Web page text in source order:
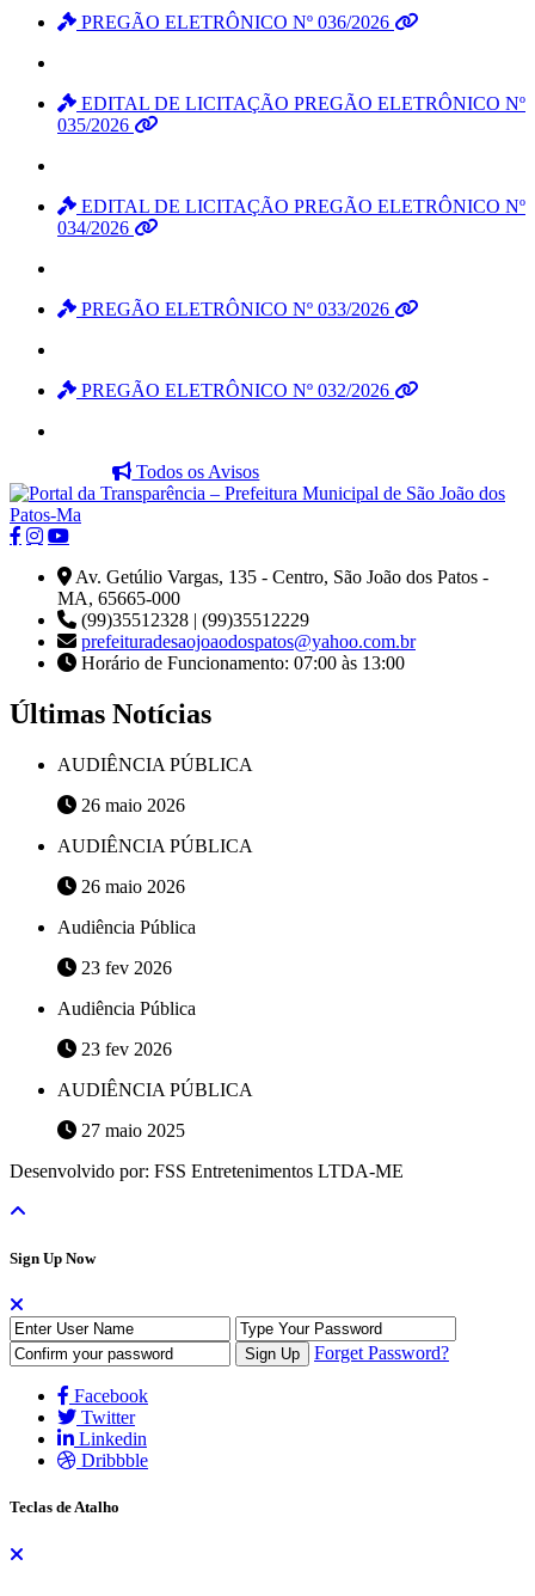
PREGÃO ELETRÔNICO Nº 036/2026
EDITAL DE LICITAÇÃO PREGÃO ELETRÔNICO Nº
035/2026
EDITAL DE LICITAÇÃO PREGÃO ELETRÔNICO Nº
034/2026
PREGÃO ELETRÔNICO Nº 033/2026
PREGÃO ELETRÔNICO Nº 032/2026
Todos os Avisos
Av. Getúlio Vargas, 135 - Centro, São João dos Patos -
MA, 65665-000
(99)35512328 | (99)35512229
prefeituradesaojoaodospatos@yahoo.com.br
Horário de Funcionamento: 07:00 às 13:00
Últimas Notícias
AUDIÊNCIA PÚBLICA
26 maio 2026
AUDIÊNCIA PÚBLICA
26 maio 2026
Audiência Pública
23 fev 2026
Audiência Pública
23 fev 2026
AUDIÊNCIA PÚBLICA
27 maio 2025
Desenvolvido por: FSS Entretenimentos LTDA-ME
Sign Up Now
Forget Password?
Facebook
Twitter
Linkedin
Dribbble
Teclas de Atalho